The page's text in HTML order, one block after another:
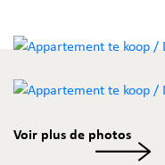
Voir plus de photos